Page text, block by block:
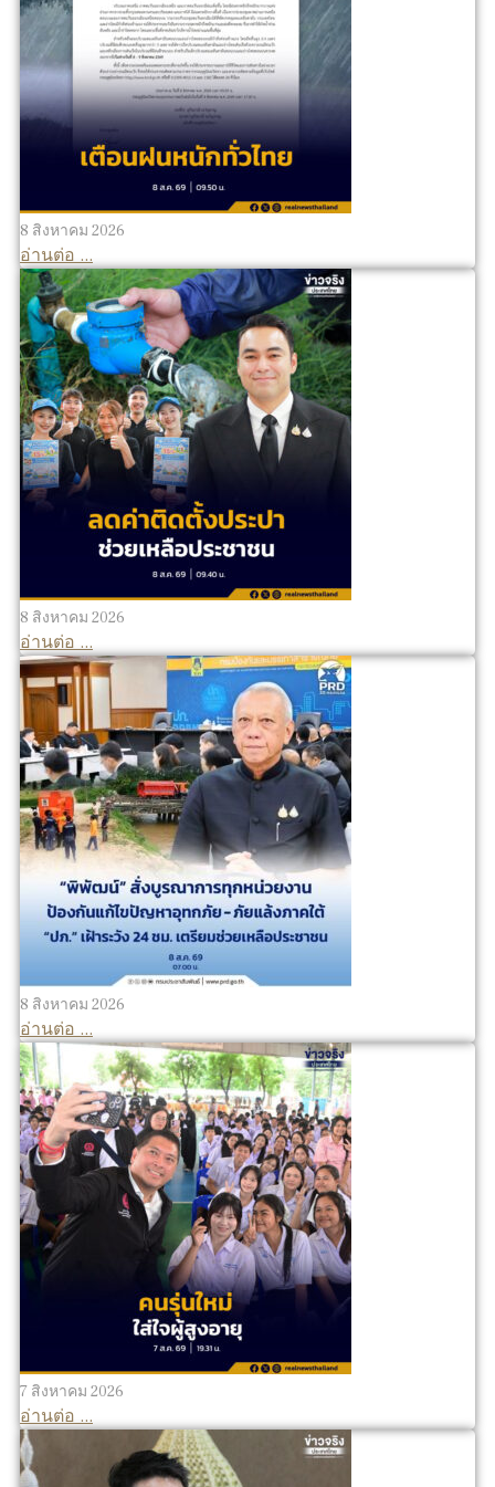
8 สิงหาคม 2026
อ่านต่อ ...
8 สิงหาคม 2026
อ่านต่อ ...
8 สิงหาคม 2026
อ่านต่อ ...
7 สิงหาคม 2026
อ่านต่อ ...